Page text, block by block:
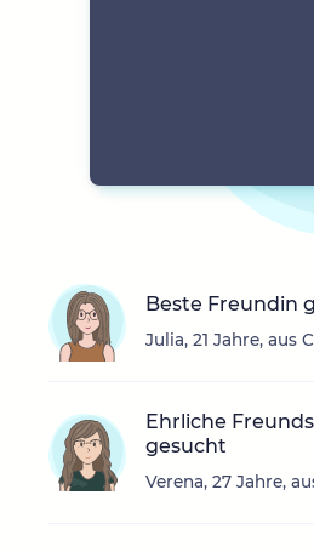
Beste Freundin
Julia, 21 Jahre, aus
Ehrliche
gesucht
Verena, 27 Jahre,